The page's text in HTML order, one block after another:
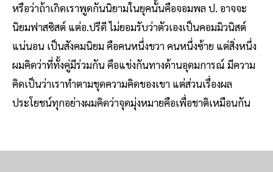
หรือว่าถ้าเกิดเราพูดกันนิยามในยุคนั้นคือจอมพล ป. อาจจะ
นิยมฟาสซิสต์ แต่อ.ปรีดี ไม่ยอมรับว่าตัวเองเป็นคอมมิวนิสต์
แน่นอน เป็นสังคมนิยม คือคนหนึ่งขวา คนหนึ่งซ้าย แต่สิ่งหนึ่ง
ผมคิดว่าที่ทั้งคู่มีร่วมกัน คือแข่งกันทางด้านอุดมการณ์ มีความ
คิดเป็นว่าเราทำตามชุดความคิดของเขา แต่ส่วนเรื่องผล
ประโยชน์ทุกอย่างผมคิดว่าจุดมุ่งหมายคือเพื่อชาติเหมือนกัน